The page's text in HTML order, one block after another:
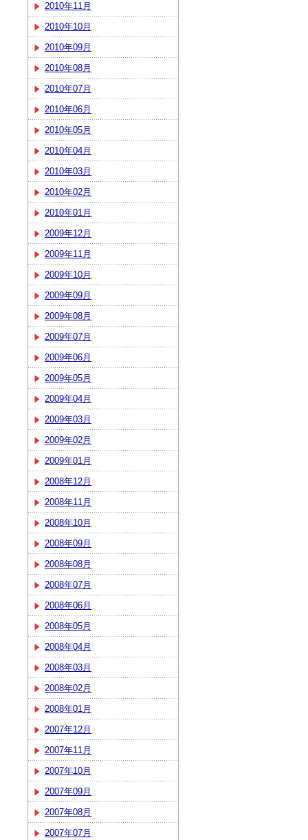
2010年11月
2010年10月
2010年09月
2010年08月
2010年07月
2010年06月
2010年05月
2010年04月
2010年03月
2010年02月
2010年01月
2009年12月
2009年11月
2009年10月
2009年09月
2009年08月
2009年07月
2009年06月
2009年05月
2009年04月
2009年03月
2009年02月
2009年01月
2008年12月
2008年11月
2008年10月
2008年09月
2008年08月
2008年07月
2008年06月
2008年05月
2008年04月
2008年03月
2008年02月
2008年01月
2007年12月
2007年11月
2007年10月
2007年09月
2007年08月
2007年07月